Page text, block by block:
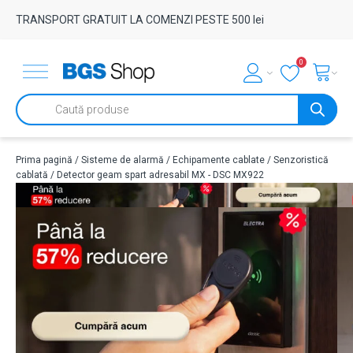
TRANSPORT GRATUIT LA COMENZI PESTE 500 lei
0
Products
search
Prima pagină / Sisteme de alarmă / Echipamente cablate / Senzoristică
cablată / Detector geam spart adresabil MX - DSC MX922